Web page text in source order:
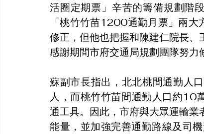
活圈定期票」辛苦的籌備規劃階
「桃竹竹苗1200通勤月票」兩
修正，但他也把握和陳建仁院長
感謝期間市府交通局規劃團隊努力
蘇副市長指出，北北桃間通勤人
人，而桃竹竹苗間通勤人口約10
通工具。因此，市府與大眾運輸
能量，並加強完善通勤路線及司